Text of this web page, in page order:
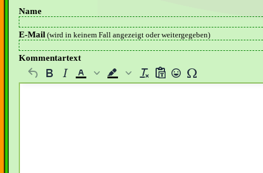
Name
E-Mail (wird in keinem Fall angezeigt oder weitergegeben)
Kommentartext